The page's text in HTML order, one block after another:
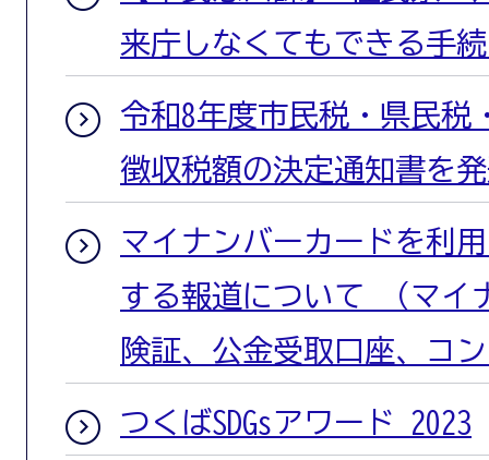
来庁しなくてもできる手
令和8年度市民税・県民税
徴収税額の決定通知書を
マイナンバーカードを利
する報道について （マイ
険証、公金受取口座、コ
つくばSDGsアワード 2023